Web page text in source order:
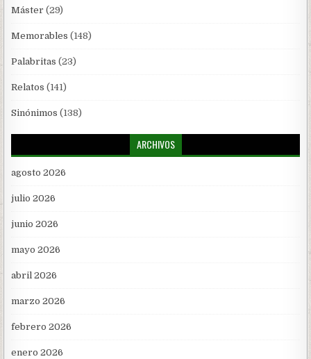
Máster (29)
Memorables (148)
Palabritas (23)
Relatos (141)
Sinónimos (138)
ARCHIVOS
agosto 2026
julio 2026
junio 2026
mayo 2026
abril 2026
marzo 2026
febrero 2026
enero 2026